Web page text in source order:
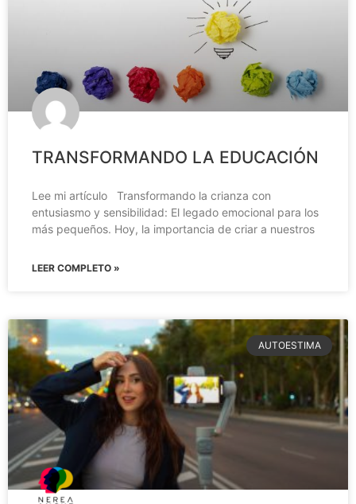
TRANSFORMANDO LA EDUCACIÓN
Lee mi artículo Transformando la crianza con
entusiasmo y sensibilidad: El legado emocional para los
más pequeños. Hoy, la importancia de criar a nuestros
LEER COMPLETO »
AUTOESTIMA